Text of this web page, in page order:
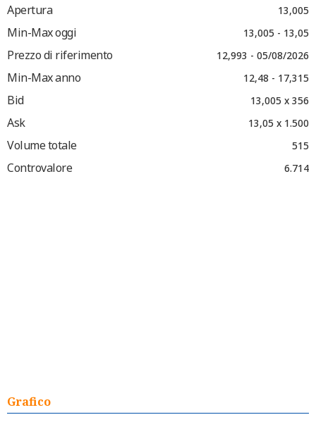
Apertura
13,005
Min-Max oggi 13,005 - 13,05
Prezzo di riferimento 12,993 - 05/08/2026
Min-Max anno 12,48 - 17,315
Bid 13,005 x 356
Ask 13,05 x 1.500
Volume totale 515
Controvalore 6.714
Grafico